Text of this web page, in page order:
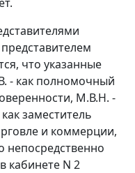
что указанные
- как полномочный
М.В.Н. -
заместитель
и коммерции,
непосредственно
кабинете N 2